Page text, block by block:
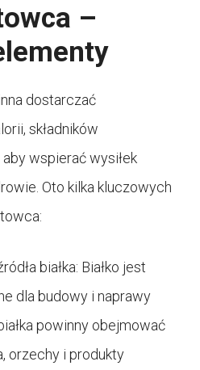
–
dostarczać
składników
wspierać wysiłek
Oto kilka kluczowych
białka: Białko jest
dla budowy i naprawy
powinny obejmować
orzechy i produkty